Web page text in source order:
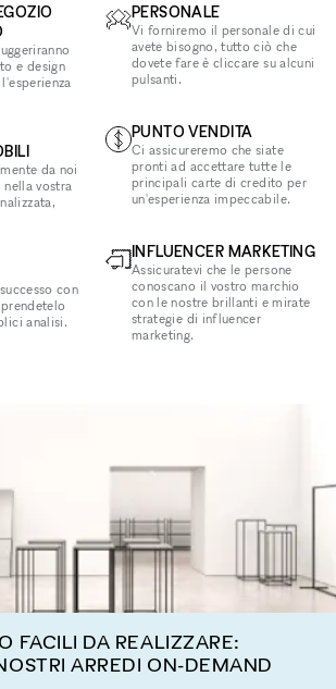
e design
da noi
vostra
con
analisi.
PERSONALE
Vi forniremo il personale di cui
avete bisogno, tutto ciò che
dovete fare è cliccare su alcuni
pulsanti.
PUNTO VENDITA
Ci assicureremo che siate
pronti ad accettare tutte le
principali carte di credito per
un'esperienza impeccabile.
INFLUENCER MARKETING
Assicuratevi che le persone
conoscano il vostro marchio
con le nostre brillanti e mirate
strategie di influencer
marketing.
FACILI DA REALIZZARE:
ARREDI ON-DEMAND